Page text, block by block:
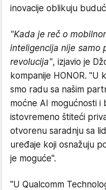
inovacije oblikuju
"Kada je reč o
inteligencija nije samo
revolucija", izjavio je
kompanije HONOR. "U
smo radu sa našim
moćne AI mogućnosti
istovremeno štiteći
otvorenu saradnju sa
uređaje koji osnažuju
je moguće".
"U Qualcomm